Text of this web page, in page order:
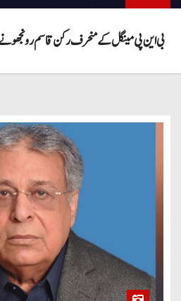
بی این پی مینگل کے منحرف رکن قاسم رونجھو